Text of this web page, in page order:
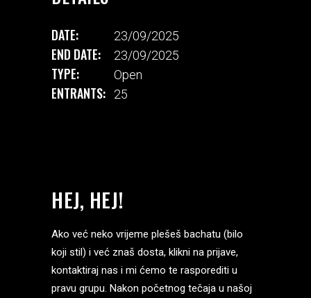
DATE: 23/09/2025
END DATE: 23/09/2025
TYPE: Open
ENTRANTS: 25
HEJ, HEJ!
Ako već neko vrijeme plešeš bachatu (bilo
koji stil) i već znaš dosta, klikni na prijave,
kontaktiraj nas i mi ćemo te rasporediti u
pravu grupu. Nakon početnog tečaja u našoj